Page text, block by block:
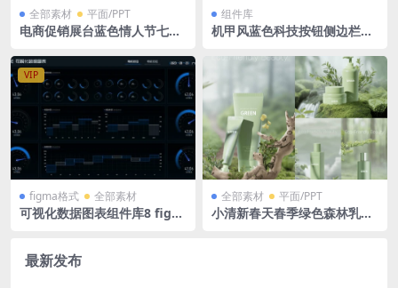
全部素材 平面/PPT
电商促销展台蓝色情人节七夕
ale气泡字Ai矢量格式
组件库
机甲风蓝色科技按钮侧边栏导
VIP
figma格式 全部素材
可视化数据图表组件库8 figm
全部素材 平面/PPT
小清新春天春季绿色森林乳液
最新发布